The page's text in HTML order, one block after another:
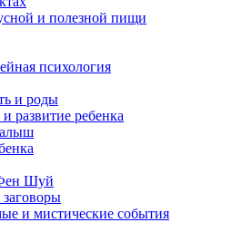
и полезной пищи
психология
и роды
развитие ребенка
Шуй
и мистические события